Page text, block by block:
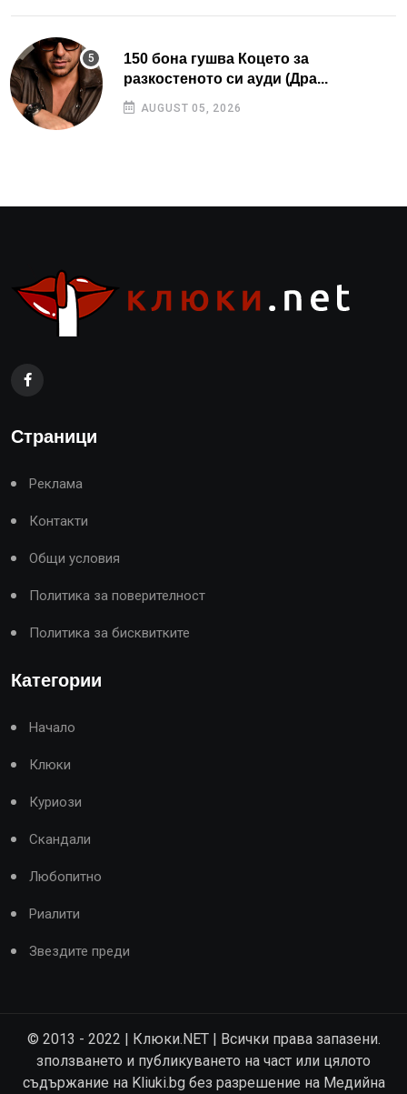
150 бона гушва Коцето за
разкостеното си ауди (Дра...
AUGUST 05, 2026
Страници
Реклама
Контакти
Общи условия
Политика за поверителност
Политика за бисквитките
Категории
Начало
Клюки
Куриози
Скандали
Любопитно
Риалити
Звездите преди
© 2013 - 2022 | Клюки.NET | Всички права запазени.
зползването и публикуването на част или цялото
съдържание на Kliuki.bg без разрешение на Медийна